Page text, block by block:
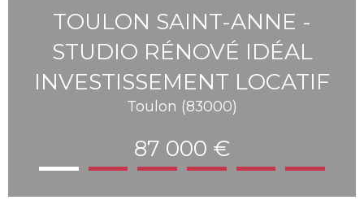
TOULON SAINT-ANNE -
STUDIO RÉNOVÉ IDÉAL
INVESTISSEMENT LOCATIF
Toulon (83000)
87 000 €